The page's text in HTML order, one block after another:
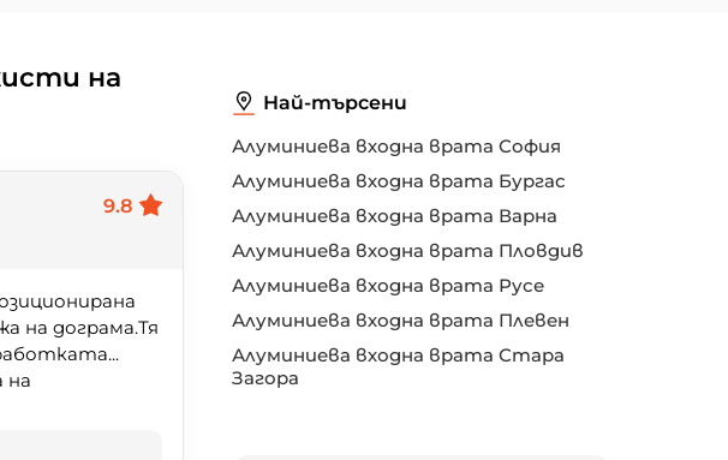
на
9.8
на дограма.Тя
на
Най-търсени
Алуминиева входна врата София
Алуминиева входна врата Бургас
Алуминиева входна врата Варна
Алуминиева входна врата Пловдив
Алуминиева входна врата Русе
Алуминиева входна врата Плевен
Алуминиева входна врата Стара
Загора